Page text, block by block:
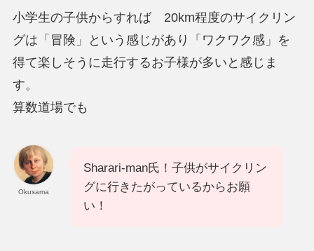
小学生の子供からすれば 20km程度のサイクリン
グは「冒険」という感じがあり「ワクワク感」を
得て楽しそうに走行するお子様が多いと感じま
す。
算数道場でも
Okusama
Sharari-man氏！子供がサイクリン
グに行きたがっているからお願
い！